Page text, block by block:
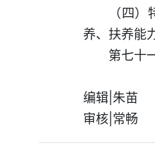
（四
养、扶养能
第七十
编辑|朱苗
审核|常畅